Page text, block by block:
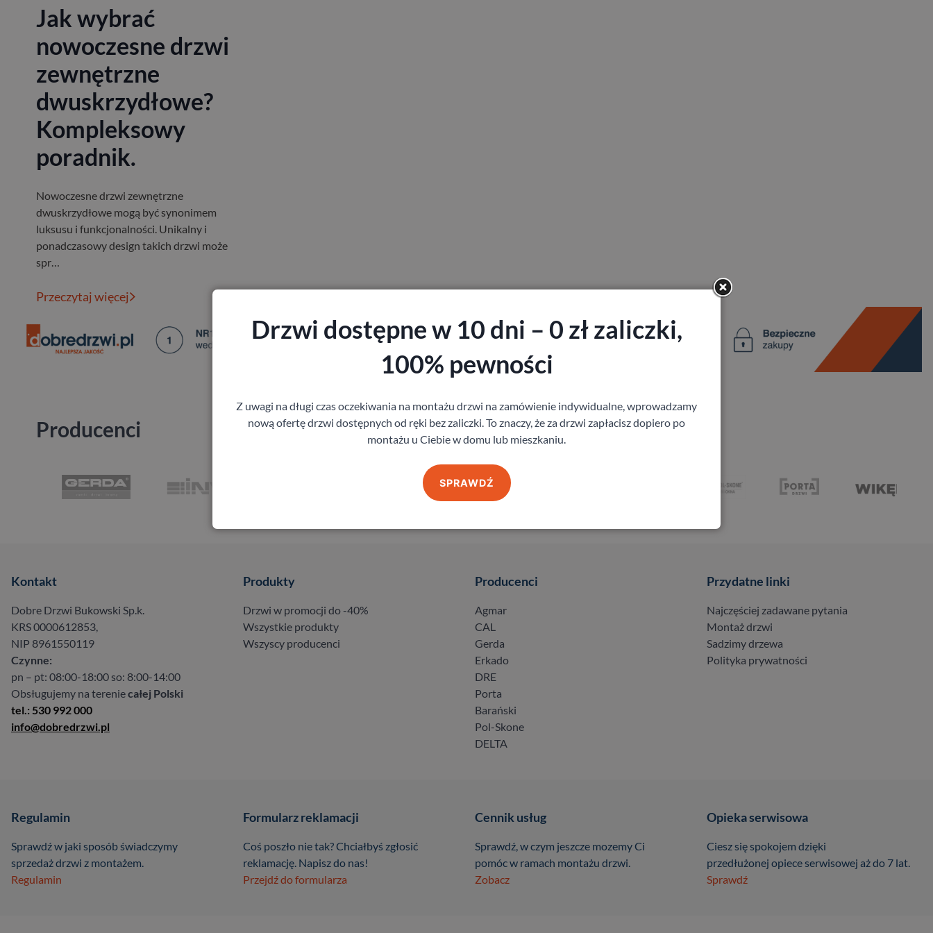
Jak wybrać
nowoczesne drzwi
zewnętrzne
dwuskrzydłowe?
Kompleksowy
poradnik.
Nowoczesne drzwi zewnętrzne
dwuskrzydłowe mogą być synonimem
luksusu i funkcjonalności. Unikalny i
ponadczasowy design takich drzwi może
spr…
Przeczytaj więcej
Producenci
Kontakt
Dobre Drzwi Bukowski Sp.k.
KRS 0000612853,
NIP 8961550119
Czynne:
pn – pt: 08:00-18:00 so: 8:00-14:00
Obsługujemy na tereniecałej Polski
tel.: 530 992 000
info@dobredrzwi.pl
Produkty
Drzwi w promocji do -40%
Wszystkie produkty
Wszyscy producenci
Producenci
Agmar
CAL
Gerda
Erkado
DRE
Porta
Barański
Pol-Skone
DELTA
Przydatne linki
Najczęściej zadawane pytania
Montaż drzwi
Sadzimy drzewa
Polityka prywatności
Regulamin
Sprawdź w jaki sposób świadczymy
sprzedaż drzwi z montażem.
Regulamin
Formularz reklamacji
Coś poszło nie tak? Chciałbyś zgłosić
reklamację. Napisz do nas!
Przejdź do formularza
Cennik usług
Sprawdź, w czym jeszcze mozemy Ci
pomóc w ramach montażu drzwi.
Zobacz
Opieka serwisowa
Ciesz się spokojem dzięki
przedłużonej opiece serwisowej aż do 7 lat.
Sprawdź
Drzwi dostępne w 10 dni – 0 zł zaliczki,
100% pewności
Z uwagi na długi czas oczekiwania na montażu drzwi na zamówienie indywidualne, wprowadzamy
nową ofertę drzwi dostępnych od ręki bez zaliczki. To znaczy, że za drzwi zapłacisz dopiero po
montażu u Ciebie w domu lub mieszkaniu.
SPRAWDŹ